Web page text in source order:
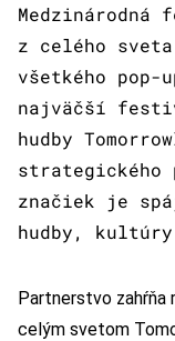
z celého
všetkého
najväčší
hudby
strategického
značiek je
hudby,
Partnerstvo zahŕňa
celým svetom